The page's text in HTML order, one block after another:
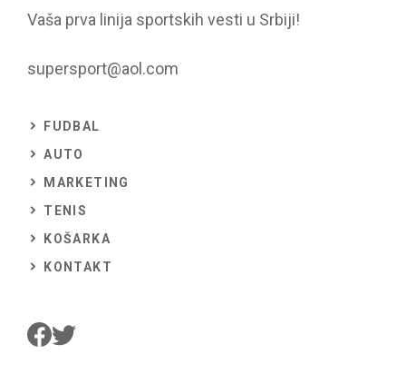
Vaša prva linija sportskih vesti u Srbiji!
supersport@aol.com
FUDBAL
AUTO
MARKETING
TENIS
KOŠARKA
KONTAKT